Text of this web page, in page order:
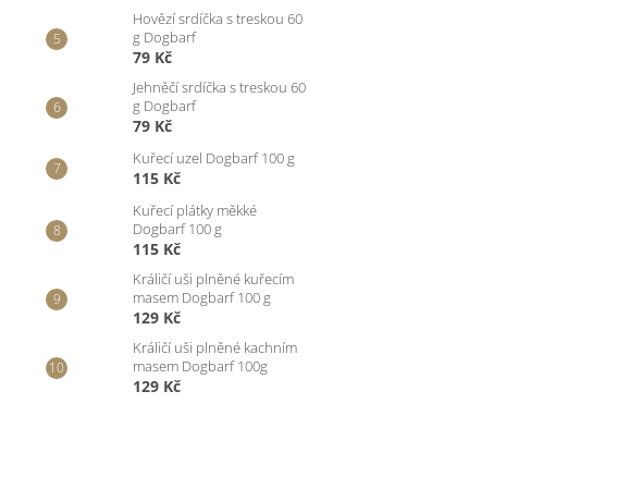
Hovězí srdíčka s treskou 60
g Dogbarf
79 Kč
Jehněčí srdíčka s treskou 60
g Dogbarf
79 Kč
Kuřecí uzel Dogbarf 100 g
115 Kč
Kuřecí plátky měkké
Dogbarf 100 g
115 Kč
Králičí uši plněné kuřecím
masem Dogbarf 100 g
129 Kč
Králičí uši plněné kachním
masem Dogbarf 100g
129 Kč